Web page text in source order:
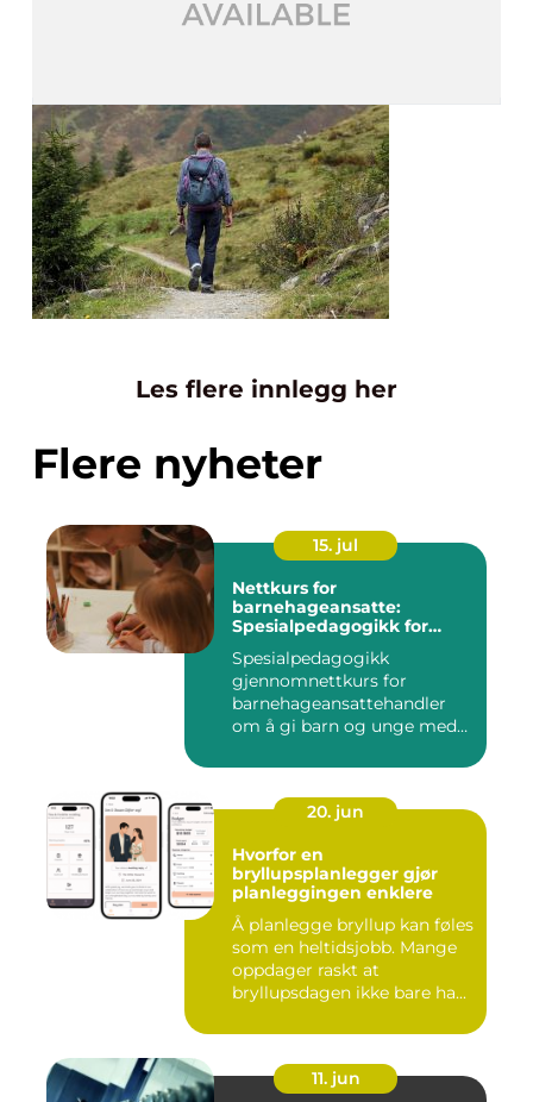
Les flere innlegg her
Flere nyheter
15. jul
Nettkurs for
barnehageansatte:
Spesialpedagogikk for
Spesialpedagogikk
gjennomnettkurs for
barnehageansattehandler
om å gi barn og unge med
20. jun
Hvorfor en
bryllupsplanlegger gjør
planleggingen enklere
Å planlegge bryllup kan føles
som en heltidsjobb. Mange
oppdager raskt at
bryllupsdagen ikke bare ha...
11. jun